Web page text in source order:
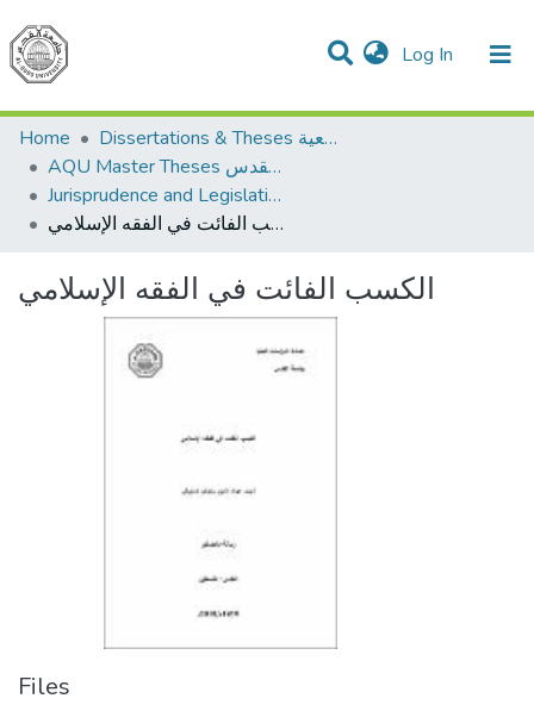
Log In (current)
Communities & Collections
All of DSpace
Home
Dissertations & Theses الرسائل الجامعية
AQU Master Theses الرسائل الجامعية الخاصة بجامعة القدس
Jurisprudence and Legislation الفقه والتشريع
الكسب الفائت في الفقه الإسلامي
الكسب الفائت في الفقه الإسلامي
Files